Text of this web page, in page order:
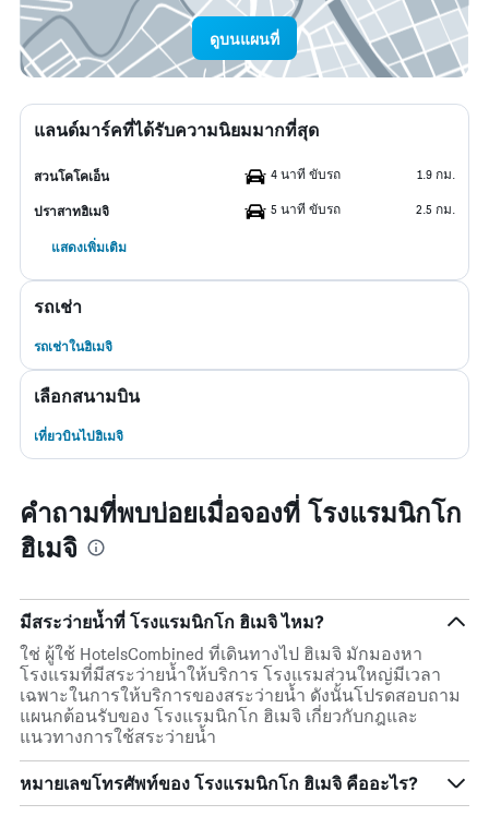
ดูบนแผนที่
แลนด์มาร์คที่ได้รับความนิยมมากที่สุด
สวนโคโคเอ็น 4 นาที ขับรถ 1.9 กม.
ปราสาทฮิเมจิ 5 นาที ขับรถ 2.5 กม.
แสดงเพิ่มเติม
รถเช่า
รถเช่าในฮิเมจิ
เลือกสนามบิน
เที่ยวบินไปฮิเมจิ
คำถามที่พบบ่อยเมื่อจองที่ โรงแรมนิกโก
ฮิเมจิ
มีสระว่ายน้ำที่ โรงแรมนิกโก ฮิเมจิ ไหม?
ใช่ ผู้ใช้ HotelsCombined ที่เดินทางไป ฮิเมจิ มักมองหา
โรงแรมที่มีสระว่ายน้ำให้บริการ โรงแรมส่วนใหญ่มีเวลา
เฉพาะในการให้บริการของสระว่ายน้ำ ดังนั้นโปรดสอบถาม
แผนกต้อนรับของ โรงแรมนิกโก ฮิเมจิ เกี่ยวกับกฎและ
แนวทางการใช้สระว่ายน้ำ
หมายเลขโทรศัพท์ของ โรงแรมนิกโก ฮิเมจิ คืออะไร?